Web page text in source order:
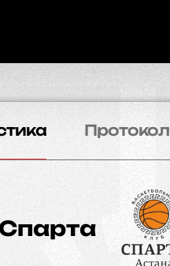
Протокол
Спарта